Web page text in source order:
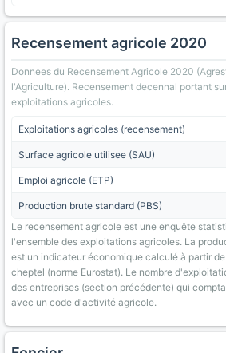
Recensement agricole 2020
Donnees du Recensement Agricole 2020
l'Agriculture). Recensement decennal portant
exploitations agricoles.
Exploitations agricoles (recensement)
Surface agricole utilisee (SAU)
Emploi agricole (ETP)
Production brute standard (PBS)
Le recensement agricole est une enquête
l'ensemble des exploitations agricoles. La
est un indicateur économique calculé à partir
cheptel (norme Eurostat). Le nombre
des entreprises (section précédente) qui
avec un code d'activité agricole.